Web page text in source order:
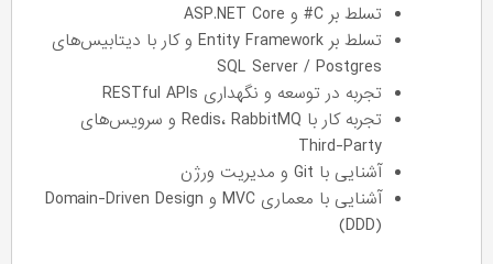
تسلط بر C# و ASP.NET Core
تسلط بر Entity Framework و کار با دیتابیس‌های
SQL Server / Postgres
تجربه در توسعه و نگهداری RESTful APIs
تجربه کار با Redis، RabbitMQ و سرویس‌های
Third-Party
آشنایی با Git و مدیریت ورژن
آشنایی با معماری MVC و Domain-Driven Design
(DDD)